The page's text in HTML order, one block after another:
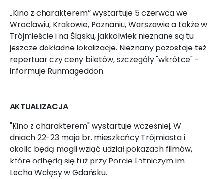
„Kino z charakterem” wystartuje 5 czerwca we
Wrocławiu, Krakowie, Poznaniu, Warszawie a także w
Trójmieście i na Śląsku, jakkolwiek nieznane są tu
jeszcze dokładne lokalizacje. Nieznany pozostaje też
repertuar czy ceny biletów, szczegóły "wkrótce" -
informuje Runmageddon.
AKTUALIZACJA
"Kino z charakterem" wystartuje wcześniej. W
dniach 22-23 maja br. mieszkańcy Trójmiasta i
okolic będą mogli wziąć udział pokazach filmów,
które odbędą się tuż przy Porcie Lotniczym im.
Lecha Wałęsy w Gdańsku.